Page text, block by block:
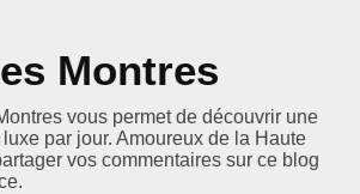
Montres
vous permet de découvrir une
par jour. Amoureux de la Haute
vos commentaires sur ce blog